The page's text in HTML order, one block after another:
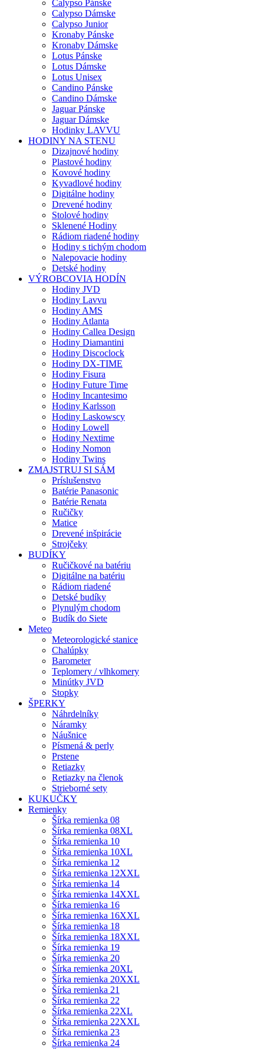
Calypso Pánske
Calypso Dámske
Calypso Junior
Kronaby Pánske
Kronaby Dámske
Lotus Pánske
Lotus Dámske
Lotus Unisex
Candino Pánske
Candino Dámske
Jaguar Pánske
Jaguar Dámske
Hodinky LAVVU
HODINY NA STENU
Dizajnové hodiny
Plastové hodiny
Kovové hodiny
Kyvadlové hodiny
Digitálne hodiny
Drevené hodiny
Stolové hodiny
Sklenené Hodiny
Rádiom riadené hodiny
Hodiny s tichým chodom
Nalepovacie hodiny
Detské hodiny
VÝROBCOVIA HODÍN
Hodiny JVD
Hodiny Lavvu
Hodiny AMS
Hodiny Atlanta
Hodiny Callea Design
Hodiny Diamantini
Hodiny Discoclock
Hodiny DX-TIME
Hodiny Fisura
Hodiny Future Time
Hodiny Incantesimo
Hodiny Karlsson
Hodiny Laskowscy
Hodiny Lowell
Hodiny Nextime
Hodiny Nomon
Hodiny Twins
ZMAJSTRUJ SI SÁM
Príslušenstvo
Batérie Panasonic
Batérie Renata
Ručičky
Matice
Drevené inšpirácie
Strojčeky
BUDÍKY
Ručičkové na batériu
Digitálne na batériu
Rádiom riadené
Detské budíky
Plynulým chodom
Budík do Siete
Meteo
Meteorologické stanice
Chalúpky
Barometer
Teplomery / vlhkomery
Minútky JVD
Stopky
ŠPERKY
Náhrdelníky
Náramky
Náušnice
Písmená & perly
Prstene
Retiazky
Retiazky na členok
Strieborné sety
KUKUČKY
Remienky
Šírka remienka 08
Šírka remienka 08XL
Šírka remienka 10
Šírka remienka 10XL
Šírka remienka 12
Šírka remienka 12XXL
Šírka remienka 14
Šírka remienka 14XXL
Šírka remienka 16
Šírka remienka 16XXL
Šírka remienka 18
Šírka remienka 18XXL
Šírka remienka 19
Šírka remienka 20
Šírka remienka 20XL
Šírka remienka 20XXL
Šírka remienka 21
Šírka remienka 22
Šírka remienka 22XL
Šírka remienka 22XXL
Šírka remienka 23
Šírka remienka 24